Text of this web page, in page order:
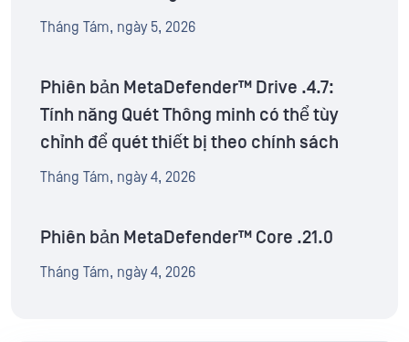
Tháng Tám, ngày 5, 2026
Phiên bản MetaDefender™ Drive .4.7:
Tính năng Quét Thông minh có thể tùy
chỉnh để quét thiết bị theo chính sách
Tháng Tám, ngày 4, 2026
Phiên bản MetaDefender™ Core .21.0
Tháng Tám, ngày 4, 2026